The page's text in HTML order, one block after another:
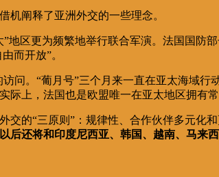
机阐释了亚洲外交的一些理念。
地区更为频繁地举行联合军演。 法国国防
而开放”。
问。“葡月号”三个月来一直在亚太海域
实际上，法国也是欧盟唯一在亚太地区拥有常
的“三原则”：规律性、合作伙伴多元化
还将和印度尼西亚、韩国、越南、马来